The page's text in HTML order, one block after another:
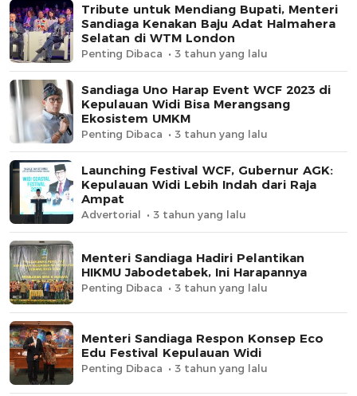
Tribute untuk Mendiang Bupati, Menteri
Sandiaga Kenakan Baju Adat Halmahera
Selatan di WTM London
Penting Dibaca 3 tahun yang lalu
Sandiaga Uno Harap Event WCF 2023 di
Kepulauan Widi Bisa Merangsang
Ekosistem UMKM
Penting Dibaca 3 tahun yang lalu
Launching Festival WCF, Gubernur AGK:
Kepulauan Widi Lebih Indah dari Raja
Ampat
Advertorial 3 tahun yang lalu
Menteri Sandiaga Hadiri Pelantikan
HIKMU Jabodetabek, Ini Harapannya
Penting Dibaca 3 tahun yang lalu
Menteri Sandiaga Respon Konsep Eco
Edu Festival Kepulauan Widi
Penting Dibaca 3 tahun yang lalu